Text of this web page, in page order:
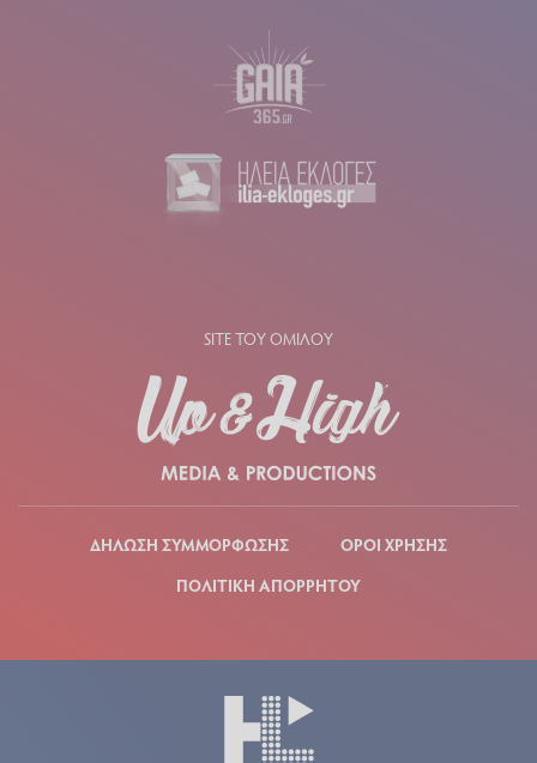
SITE ΤΟΥ ΟΜΙΛΟΥ
ΔΗΛΩΣΗ ΣΥΜΜΟΡΦΩΣΗΣ
ΟΡΟΙ ΧΡΗΣΗΣ
ΠΟΛΙΤΙΚΗ ΑΠΟΡΡΗΤΟΥ